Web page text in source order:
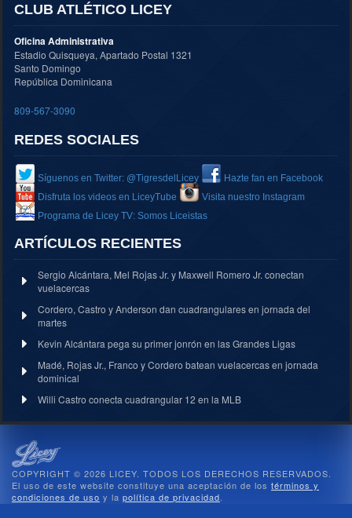
CLUB ATLÉTICO LICEY
Oficina Administrativa
Estadio Quisqueya, Apartado Postal 1321
Santo Domingo
República Dominicana
809-567-3090
REDES SOCIALES
Síguenos en Twitter: @TigresdelLicey
Hazte fan en Facebook
Disfruta los videos en LiceyTube
Visita nuestro Instagram
Programa de Licey TV: Somos Liceistas
ARTÍCULOS RECIENTES
Sergio Alcántara, Mel Rojas Jr. y Maxwell Romero Jr. conectan
vuelacercas
Cordero, Castro y Anderson dan cuadrangulares en jornada del
martes
Kevin Alcántara pega su primer jonrón en las Grandes Ligas
Madé, Rojas Jr., Franco y Cordero batean vuelacercas en jornada
dominical
Willi Castro conecta cuadrangular 12 en la MLB
COPYRIGHT © 2026 LICEY. TODOS LOS DERECHOS RESERVADOS.
El uso de este website constituye una aceptación de los términos y
condiciones de uso y la política de privacidad